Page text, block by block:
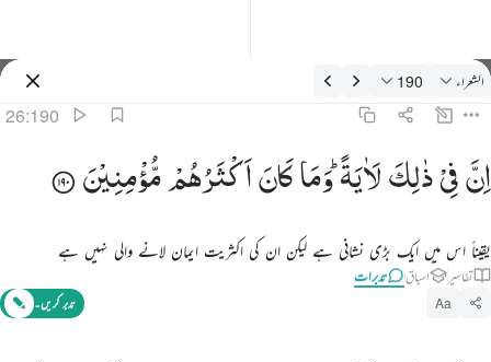
تدبرات: الشعراء 26:190
الشعراء 190
26:190
ان في ذالك لاية وما كان اكثرهم مومنين ١٩٠
إِنَّ فِى ذَٰلِكَ لَـَٔايَةًۭ ۖ وَمَا كَانَ أَكْثَرُهُم مُّؤْمِنِينَ ١٩٠
اِنَّفِیْذٰلِكَلَاٰیَةً ؕوَمَاكَانَاَكْثَرُهُمْمُّؤْمِنِیْنَ
یقیناً اس میں ایک بڑی نشانی ہے لیکن ان کی اکثریت ایمان لانے والی نہیں ہے
تفاسیر اسباق تدبرات
Aa تدبر کریں۔